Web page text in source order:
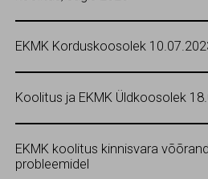
EKMK Korduskoosolek
Koolitus ja EKMK Üldkoosolek
EKMK koolitus kinnisvara
probleemidel